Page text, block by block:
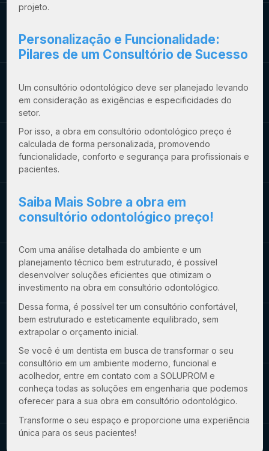
projeto.
Personalização e Funcionalidade:
Pilares de um Consultório de Sucesso
Um consultório odontológico deve ser planejado levando
em consideração as exigências e especificidades do
setor.
Por isso, a obra em consultório odontológico preço é
calculada de forma personalizada, promovendo
funcionalidade, conforto e segurança para profissionais e
pacientes.
Saiba Mais Sobre a obra em
consultório odontológico preço!
Com uma análise detalhada do ambiente e um
planejamento técnico bem estruturado, é possível
desenvolver soluções eficientes que otimizam o
investimento na obra em consultório odontológico.
Dessa forma, é possível ter um consultório confortável,
bem estruturado e esteticamente equilibrado, sem
extrapolar o orçamento inicial.
Se você é um dentista em busca de transformar o seu
consultório em um ambiente moderno, funcional e
acolhedor, entre em contato com a SOLUPROM e
conheça todas as soluções em engenharia que podemos
oferecer para a sua obra em consultório odontológico.
Transforme o seu espaço e proporcione uma experiência
única para os seus pacientes!